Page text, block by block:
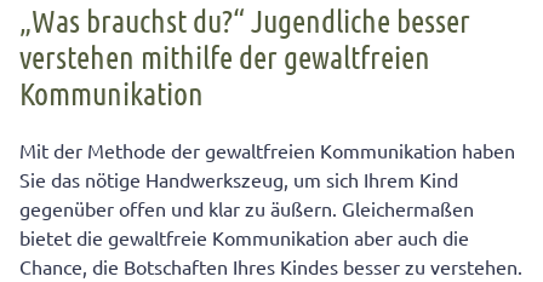
„Was brauchst du?“ Jugendliche besser
verstehen mithilfe der gewaltfreien
Kommunikation
Mit der Methode der gewaltfreien Kommunikation haben
Sie das nötige Handwerkszeug, um sich Ihrem Kind
gegenüber offen und klar zu äußern. Gleichermaßen
bietet die gewaltfreie Kommunikation aber auch die
Chance, die Botschaften Ihres Kindes besser zu verstehen.